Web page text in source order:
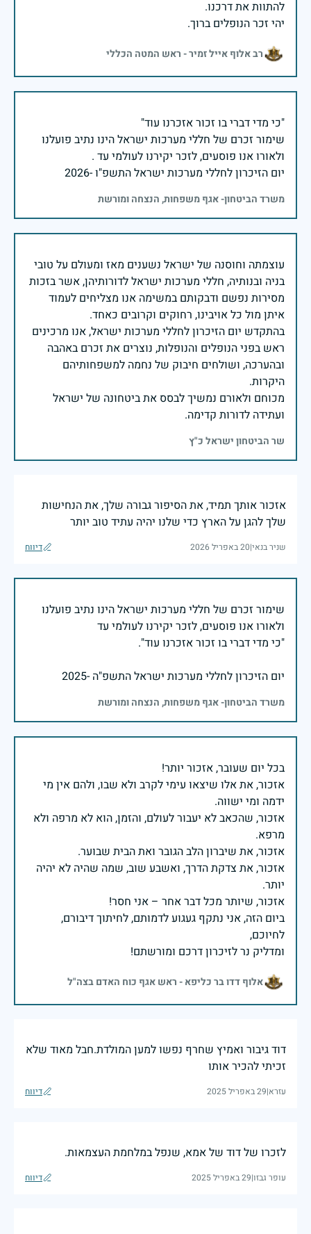
יהי זכר הנופלים ברוך.
רב אלוף אייל זמיר - ראש המטה הכללי
שימור זכרם של חללי מערכות ישראל הינו נתיב פועלנו
יום הזיכרון לחללי מערכות ישראל התשפ"ו -2026
משרד הביטחון- אגף משפחות, הנצחה ומורשת
עוצמתה וחוסנה של ישראל נשענים מאז ומעולם על טובי
בניה ובנותיה, חללי מערכות ישראל לדורותיהן, אשר בזכות
מסירות נפשם ודבקותם במשימה אנו מצליחים לעמוד
בהתקדש יום הזיכרון לחללי מערכות ישראל, אנו מרכינים
ראש בפני הנופלים והנופלות, נוצרים את זכרם באהבה
ובהערכה, ושולחים חיבוק של נחמה למשפחותיהם
מכוחם ולאורם נמשיך לבסס את ביטחונה של ישראל
ועתידה לדורות קדימה.
שר הביטחון ישראל כ"ץ
אזכור אותך תמיד, את הסיפור גבורה שלך, את הנחישות
שלך להגן על הארץ כדי שלנו יהיה עתיד טוב יותר
שניר בנאי|20 באפריל 2026 דיווח
שימור זכרם של חללי מערכות ישראל הינו נתיב פועלנו
יום הזיכרון לחללי מערכות ישראל התשפ"ה -2025
משרד הביטחון- אגף משפחות, הנצחה ומורשת
אזכור, את אלו שיצאו עימי לקרב ולא שבו, ולהם אין מי
אזכור, שהכאב לא יעבור לעולם, והזמן, הוא לא מרפה ולא
אזכור, את צדקת הדרך, ואשבע שוב, שמה שהיה לא יהיה
ביום הזה, אני נתקף געגוע לדמותם, לחיתוך דיבורם,
ומדליק נר לזיכרון דרכם ומורשתם!
אלוף דדו בר כליפא - ראש אגף כוח האדם בצה"ל
דוד גיבור ואמיץ שחרף נפשו למען המולדת.חבל מאוד שלא
זכיתי להכיר אותו
עזרא|29 באפריל 2025 דיווח
לזכרו של דוד של אמא, שנפל במלחמת העצמאות.
עופר גבזו|29 באפריל 2025 דיווח